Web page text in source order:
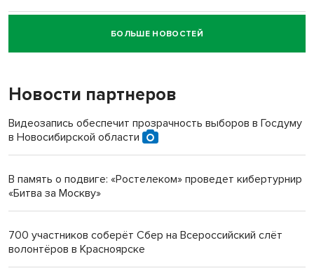
Новосибирский суд наказал водителя за смерть
пенсионерки на вокзале
«Мы живём на пастбище!»: в новосибирском селе лошади
терроризируют жителей
Инвалид получил условный срок за избиение врачей
БОЛЬШЕ НОВОСТЕЙ
Новости партнеров
Видеозапись обеспечит прозрачность выборов в Госдуму
в Новосибирской области
В память о подвиге: «Ростелеком» проведет кибертурнир
«Битва за Москву»
700 участников соберёт Сбер на Всероссийский слёт
волонтёров в Красноярске